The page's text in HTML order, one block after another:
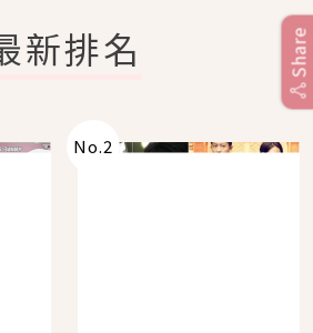
新排名
No.2
Share